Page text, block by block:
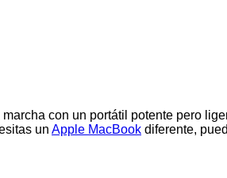
con un portátil potente pero
un Apple MacBook diferente,